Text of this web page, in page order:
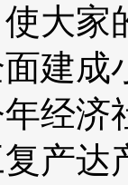
大家
建成
经济
产达